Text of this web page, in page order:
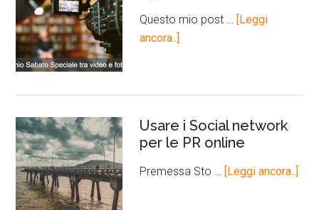
Questo mio post … [Leggi
ancora..]
Usare i Social network
per le PR online
Premessa Sto … [Leggi ancora..]